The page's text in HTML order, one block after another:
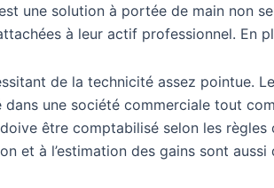
une solution à portée de main non
à leur actif professionnel.
de la technicité assez pointue.
dans une société commerciale tout
être comptabilisé selon les
et à l’estimation des gains sont